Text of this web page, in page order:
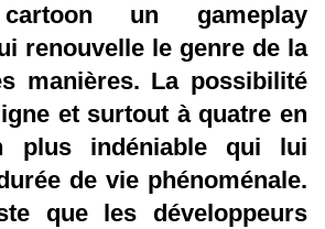
un gameplay
renouvelle le genre de la
manières. La possibilité
et surtout à quatre en
plus indéniable qui lui
de vie phénoménale.
que les développeurs